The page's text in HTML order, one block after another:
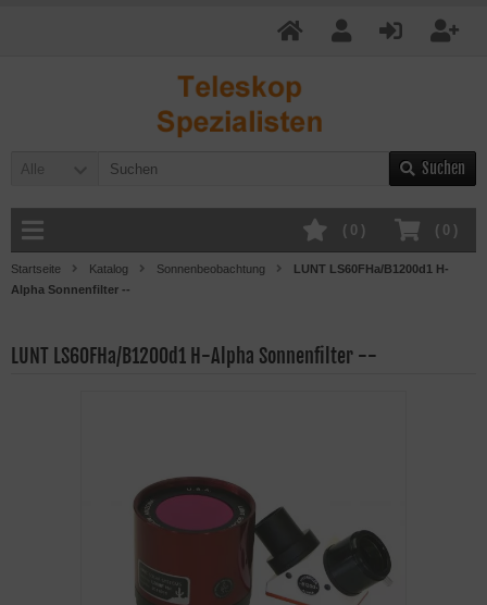
Alle Suchen
( 0 )
( 0 )
Startseite Katalog Sonnenbeobachtung
LUNT LS60FHa/B1200d1 H-
Alpha Sonnenfilter --
LUNT LS60FHa/B1200d1 H-Alpha Sonnenfilter --